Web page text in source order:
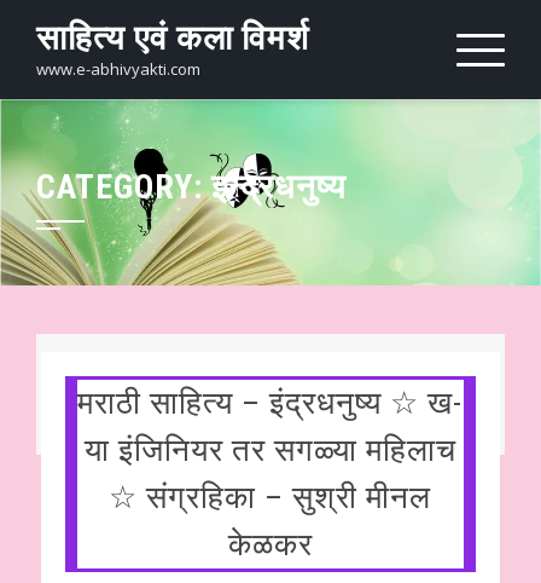
content
साहित्य एवं कला विमर्श
www.e-abhivyakti.com
CATEGORY:इन्द्रधनुष्य
मराठी साहित्य – इंद्रधनुष्य ☆ ख-
या इंजिनियर तर सगळ्या महिलाच
☆ संग्रहिका – सुश्री मीनल
केळकर